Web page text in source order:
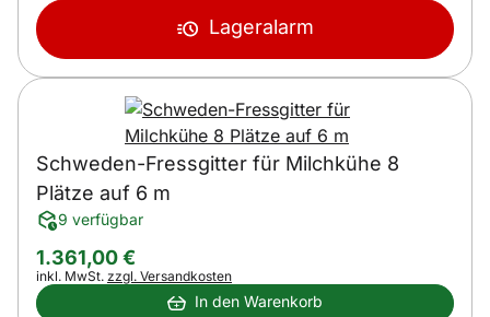
Lageralarm
Schweden-Fressgitter für Milchkühe 8
Plätze auf 6 m
9 verfügbar
1.361,00€
Steuerhinweis:
inkl. MwSt. zzgl. Versandkosten
In den Warenkorb